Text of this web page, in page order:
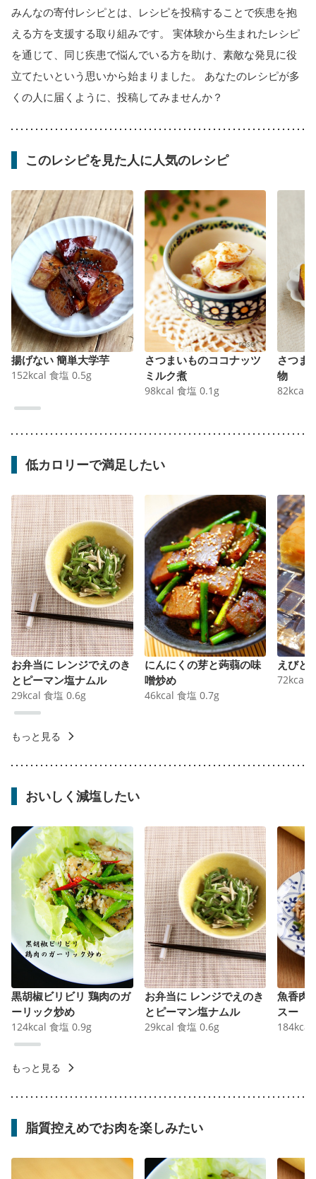
みんなの寄付レシピとは、レシピを投稿することで疾患を抱
える方を支援する取り組みです。 実体験から生まれたレシピ
を通じて、同じ疾患で悩んでいる方を助け、素敵な発見に役
立てたいという思いから始まりました。 あなたのレシピが多
くの人に届くように、投稿してみませんか？
このレシピを見た人に人気のレシピ
揚げない 簡単大学芋
152kcal 食塩 0.5g
さつまいものココナッツ
ミルク煮
98kcal 食塩 0.1g
さつま
物
82kcal
低カロリーで満足したい
お弁当に レンジでえのき
とピーマン塩ナムル
29kcal 食塩 0.6g
にんにくの芽と蒟蒻の味
噌炒め
46kcal 食塩 0.7g
えびと
72kcal
もっと見る
おいしく減塩したい
黒胡椒ビリビリ 鶏肉のガ
ーリック炒め
124kcal 食塩 0.9g
お弁当に レンジでえのき
とピーマン塩ナムル
29kcal 食塩 0.6g
魚香肉
スー
184kcal
もっと見る
脂質控えめでお肉を楽しみたい